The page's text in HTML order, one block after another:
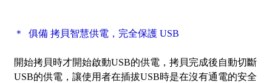
＊ 俱備 拷貝智慧供電，完全保護 USB
開始拷貝時才開始啟動USB的供電，拷貝完成後自動切斷
USB的供電，讓使用者在插拔USB時是在沒有通電的安全